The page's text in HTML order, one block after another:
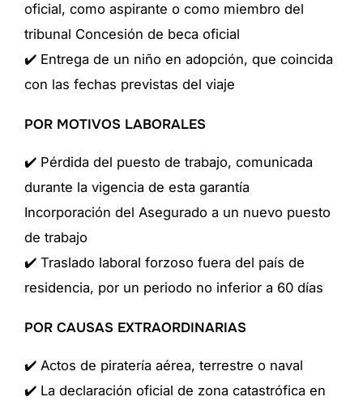
oficial, como aspirante o como miembro del
tribunal Concesión de beca oficial
✔️ Entrega de un niño en adopción, que coincida
con las fechas previstas del viaje
POR MOTIVOS LABORALES
✔️ Pérdida del puesto de trabajo, comunicada
durante la vigencia de esta garantía
Incorporación del Asegurado a un nuevo puesto
de trabajo
✔️ Traslado laboral forzoso fuera del país de
residencia, por un periodo no inferior a 60 días
POR CAUSAS EXTRAORDINARIAS
✔️ Actos de piratería aérea, terrestre o naval
✔️ La declaración oficial de zona catastrófica en